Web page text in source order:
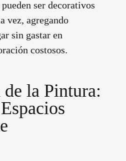
ser decorativos
vez, agregando
sin gastar en
costosos.
la Pintura: